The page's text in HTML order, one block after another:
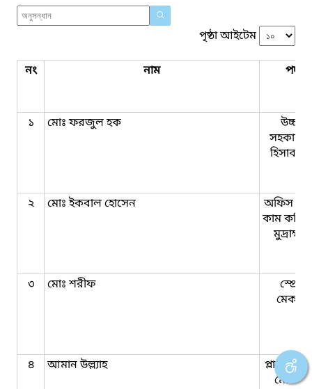
পৃষ্ঠা আইটেম
নং নাম পদবি
১ মোঃ ফরজুল হক
সহকারী
হিসাব
২ মোঃ ইকবাল হোসেন
অফিস
কাম
৩ মোঃ শরীফ
৪ আমান উল্ল্যাহ
প্লান্ট